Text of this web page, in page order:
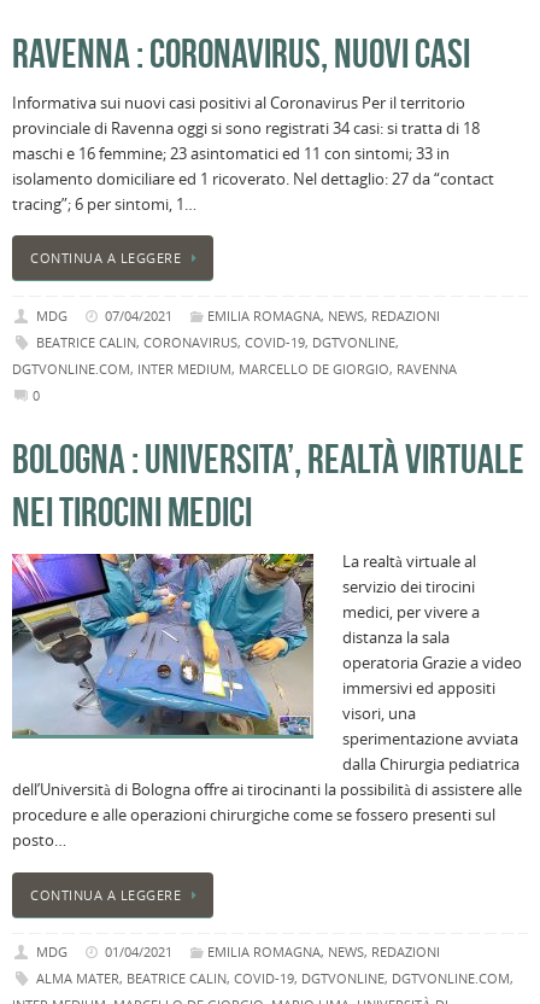
RAVENNA : CORONAVIRUS, NUOVI CASI
Informativa sui nuovi casi positivi al Coronavirus Per il territorio
provinciale di Ravenna oggi si sono registrati 34 casi: si tratta di 18
maschi e 16 femmine; 23 asintomatici ed 11 con sintomi; 33 in
isolamento domiciliare ed 1 ricoverato. Nel dettaglio: 27 da “contact
tracing”; 6 per sintomi, 1…
CONTINUA A LEGGERE
MDG 07/04/2021 EMILIA ROMAGNA, NEWS, REDAZIONI
BEATRICE CALIN, CORONAVIRUS, COVID-19, DGTVONLINE,
DGTVONLINE.COM, INTER MEDIUM, MARCELLO DE GIORGIO, RAVENNA
0
BOLOGNA : UNIVERSITA’, REALTÀ VIRTUALE
NEI TIROCINI MEDICI
La realtà virtuale al
servizio dei tirocini
medici, per vivere a
distanza la sala
operatoria Grazie a video
immersivi ed appositi
visori, una
sperimentazione avviata
dalla Chirurgia pediatrica
dell’Università di Bologna offre ai tirocinanti la possibilità di assistere alle
procedure e alle operazioni chirurgiche come se fossero presenti sul
posto…
CONTINUA A LEGGERE
MDG 01/04/2021 EMILIA ROMAGNA, NEWS, REDAZIONI
ALMA MATER, BEATRICE CALIN, COVID-19, DGTVONLINE, DGTVONLINE.COM,